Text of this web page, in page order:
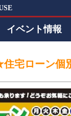
イベント情報
ローン個別